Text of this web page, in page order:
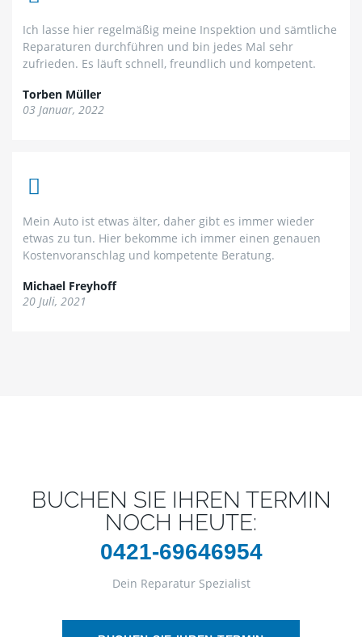
Ich lasse hier regelmäßig meine Inspektion und sämtliche
Reparaturen durchführen und bin jedes Mal sehr
zufrieden. Es läuft schnell, freundlich und kompetent.
Torben Müller
03 Januar, 2022
Mein Auto ist etwas älter, daher gibt es immer wieder
etwas zu tun. Hier bekomme ich immer einen genauen
Kostenvoranschlag und kompetente Beratung.
Michael Freyhoff
20 Juli, 2021
BUCHEN SIE IHREN TERMIN
NOCH HEUTE:
0421-69646954
Dein Reparatur Spezialist